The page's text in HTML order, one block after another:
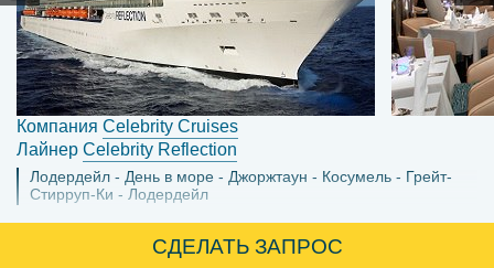
Компания Celebrity Cruises
Лайнер Celebrity Reflection
Лодердейл День в море Джоржтаун Косумель
Грейт-
Стирруп-Ки
Лодердейл
СДЕЛАТЬ ЗАПРОС